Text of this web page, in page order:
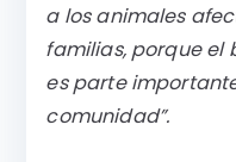
a los animales
familias, porque el
es parte
comunidad”.